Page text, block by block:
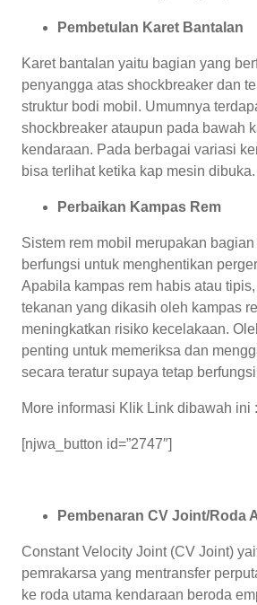
Pembetulan Karet Bantalan
Karet bantalan yaitu bagian yang
penyangga atas shockbreaker dan
struktur bodi mobil. Umumnya
shockbreaker ataupun pada bawah
kendaraan. Pada berbagai variasi
bisa terlihat ketika kap mesin dibuka.
Perbaikan Kampas Rem
Sistem rem mobil merupakan
berfungsi untuk menghentikan
Apabila kampas rem habis atau
tekanan yang dikasih oleh kampas
meningkatkan risiko kecelakaan.
penting untuk memeriksa dan
secara teratur supaya tetap
More informasi Klik Link dibawah ini :
[njwa_button id=”2747″]
Pembenaran CV Joint/Roda
Constant Velocity Joint (CV Joint)
pemrakarsa yang mentransfer
ke roda utama kendaraan beroda